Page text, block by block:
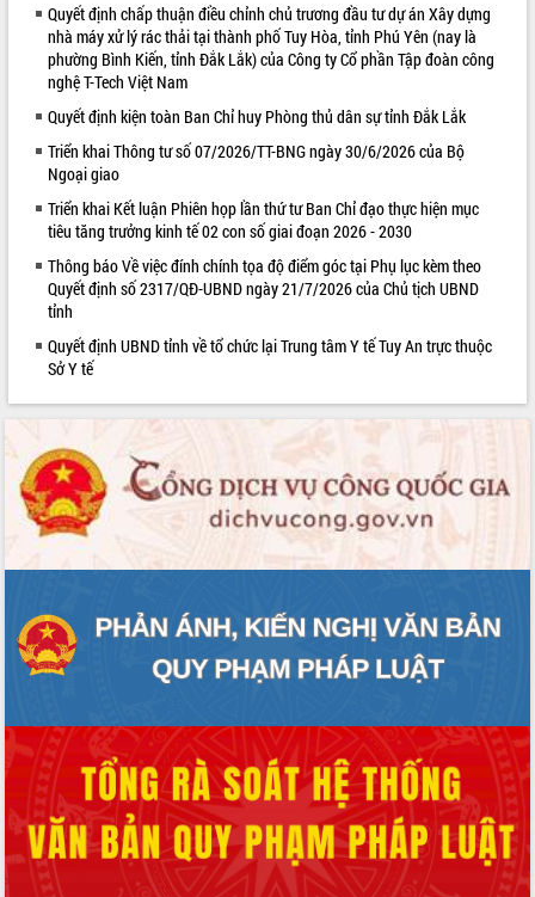
LIÊN KẾT WEB
Quyết định chấp thuận điều chỉnh chủ trương đầu tư dự án Xây dựng
nhà máy xử lý rác thải tại thành phố Tuy Hòa, tỉnh Phú Yên (nay là
phường Bình Kiến, tỉnh Đắk Lắk) của Công ty Cổ phần Tập đoàn công
nghệ T-Tech Việt Nam
Quyết định kiện toàn Ban Chỉ huy Phòng thủ dân sự tỉnh Đắk Lắk
Triển khai Thông tư số 07/2026/TT-BNG ngày 30/6/2026 của Bộ
Ngoại giao
Triển khai Kết luận Phiên họp lần thứ tư Ban Chỉ đạo thực hiện mục
tiêu tăng trưởng kinh tế 02 con số giai đoạn 2026 - 2030
Thông báo Về việc đính chính tọa độ điểm góc tại Phụ lục kèm theo
Quyết định số 2317/QĐ-UBND ngày 21/7/2026 của Chủ tịch UBND
tỉnh
Quyết định UBND tỉnh về tổ chức lại Trung tâm Y tế Tuy An trực thuộc
Sở Y tế